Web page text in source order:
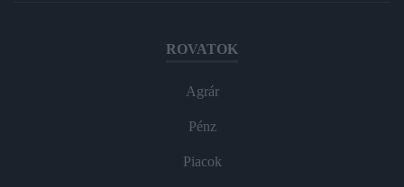
ROVATOK
Agrár
Pénz
Piacok